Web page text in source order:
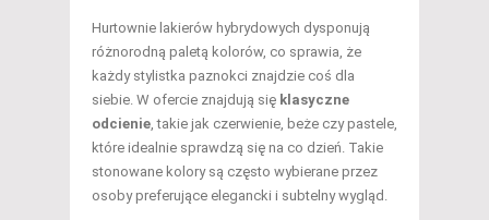
Hurtownie lakierów hybrydowych dysponują
różnorodną paletą kolorów, co sprawia, że
każdy stylistka paznokci znajdzie coś dla
siebie. W ofercie znajdują się klasyczne
odcienie , takie jak czerwienie, beże czy pastele,
które idealnie sprawdzą się na co dzień. Takie
stonowane kolory są często wybierane przez
osoby preferujące elegancki i subtelny wygląd.